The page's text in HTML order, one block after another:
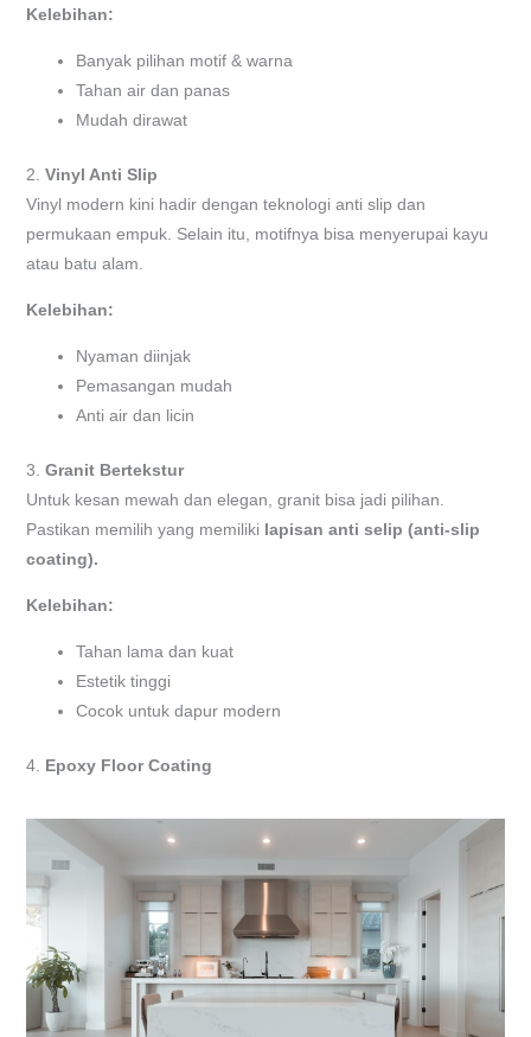
Kelebihan:
Banyak pilihan motif & warna
Tahan air dan panas
Mudah dirawat
2. Vinyl Anti Slip
Vinyl modern kini hadir dengan teknologi anti slip dan
permukaan empuk. Selain itu, motifnya bisa menyerupai kayu
atau batu alam.
Kelebihan:
Nyaman diinjak
Pemasangan mudah
Anti air dan licin
3. Granit Bertekstur
Untuk kesan mewah dan elegan, granit bisa jadi pilihan.
Pastikan memilih yang memiliki lapisan anti selip (anti-slip
coating).
Kelebihan:
Tahan lama dan kuat
Estetik tinggi
Cocok untuk dapur modern
4. Epoxy Floor Coating